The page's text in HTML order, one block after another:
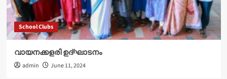
School Clubs
വായനക്കളരി ഉദ്‌ഘാടനം
admin June 11, 2024